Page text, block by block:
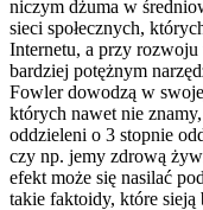
niczym dżuma w
sieci społecznych,
Internetu, a przy
bardziej potężnym
Fowler dowodzą w
których nawet nie
oddzieleni o 3 stopnie
czy np. jemy zdrową
efekt może się nasilać
takie faktoidy, które sieją